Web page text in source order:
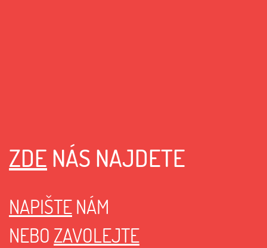
ZDE NÁS NAJDETE
NAPIŠTENÁM
NEBO ZAVOLEJTE